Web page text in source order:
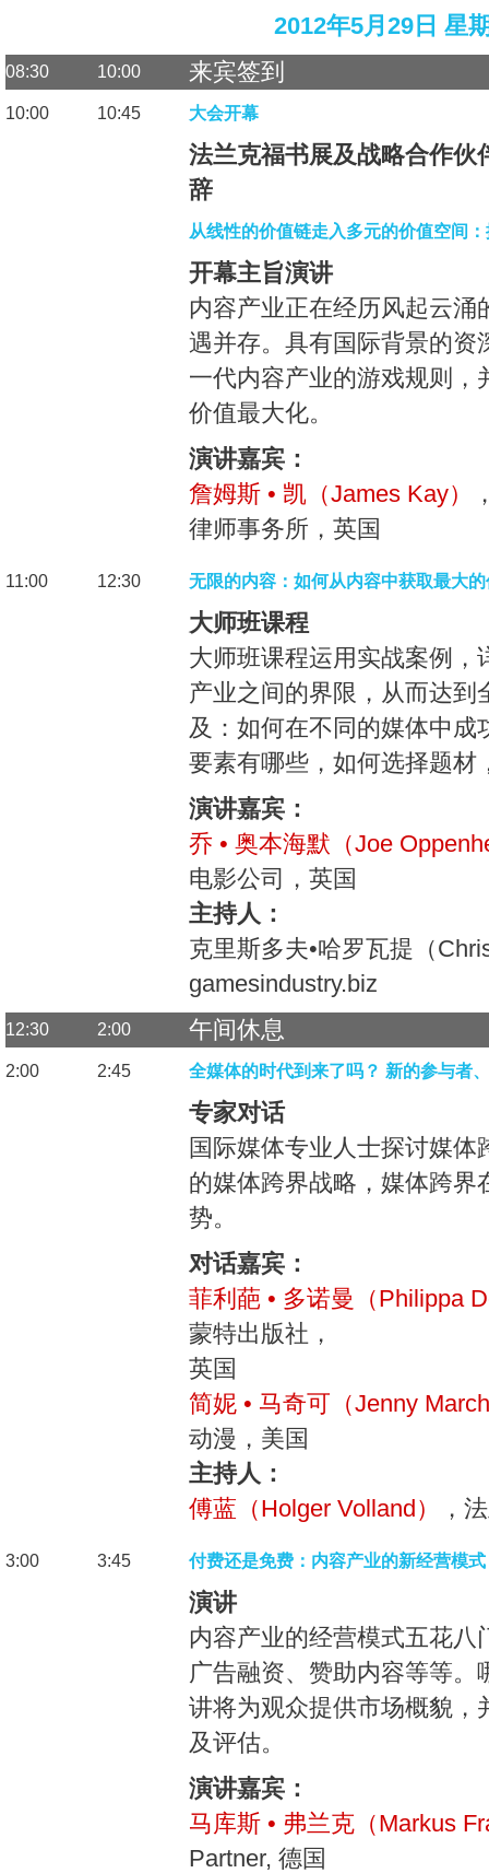
2012年5月29日 星
08:30 10:00 来宾签到
10:00 10:45 大会开幕
法兰克福书展及战略合作伙
辞
从线性的价值链走入多元的价值空间
开幕主旨演讲
内容产业正在经历风起云
遇并存。具有国际背景的资
一代内容产业的游戏规则
价值最大化。
演讲嘉宾：
詹姆斯 • 凯（James Kay）
律师事务所，英国
11:00 12:30 无限的内容：如何从内容中获取最大
大师班课程
大师班课程运用实战案例
产业之间的界限，从而达
及：如何在不同的媒体中
要素有哪些，如何选择题材
演讲嘉宾：
乔 • 奥本海默（Joe
电影公司，英国
主持人：
克里斯多夫•哈罗瓦提（
gamesindustry.biz
12:30 2:00 午间休息
2:00 2:45 全媒体的时代到来了吗？ 新的参与者
专家对话
国际媒体专业人士探讨媒
的媒体跨界战略，媒体跨
势。
对话嘉宾：
菲利葩 • 多诺曼（Philippa
蒙特出版社，
英国
简妮 • 马奇可（Jenny
动漫，美国
主持人：
傅蓝（Holger Volland）
，
3:00 3:45 付费还是免费：内容产业的新经营模式
演讲
内容产业的经营模式五花
广告融资、赞助内容等等
讲将为观众提供市场概貌，
及评估。
演讲嘉宾：
马库斯 • 弗兰克（Markus
Partner, 德国